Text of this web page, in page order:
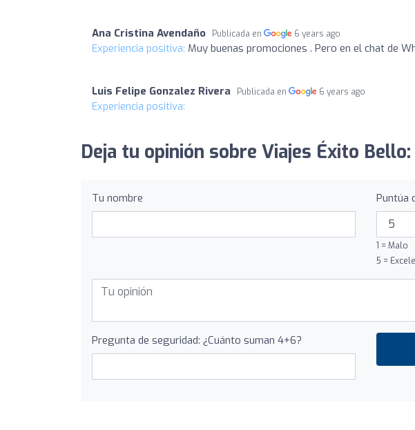
Ana Cristina Avendaño Publicada en 6 years ago
Experiencia positiva: Muy buenas promociones . Pero en el chat de
Luis Felipe Gonzalez Rivera Publicada en 6 years ago
Experiencia positiva:
Deja tu opinión sobre Viajes Éxito Bello:
Tu nombre Puntúa
1 = Malo
5 =
Pregunta de seguridad: ¿Cuánto suman 4+6?